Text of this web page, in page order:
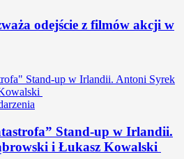
odejście z filmów akcji w
Stand-up w Irlandii.
i Łukasz Kowalski